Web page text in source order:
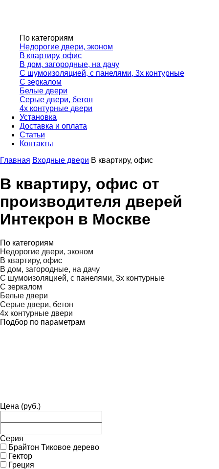
По категориям
Недорогие двери, эконом
В квартиру, офис
В дом, загородные, на дачу
С шумоизоляцией, с панелями, 3х контурные
С зеркалом
Белые двери
Серые двери, бетон
4х контурные двери
Установка
Доставка и оплата
Статьи
Контакты
Главная Входные двери В квартиру, офис
В квартиру, офис от
производителя дверей
Интекрон в Москве
По категориям
Недорогие двери, эконом
В квартиру, офис
В дом, загородные, на дачу
С шумоизоляцией, с панелями, 3х контурные
С зеркалом
Белые двери
Серые двери, бетон
4х контурные двери
Подбор по параметрам
Цена (руб.)
Серия
Брайтон Тиковое дерево
Гектор
Греция